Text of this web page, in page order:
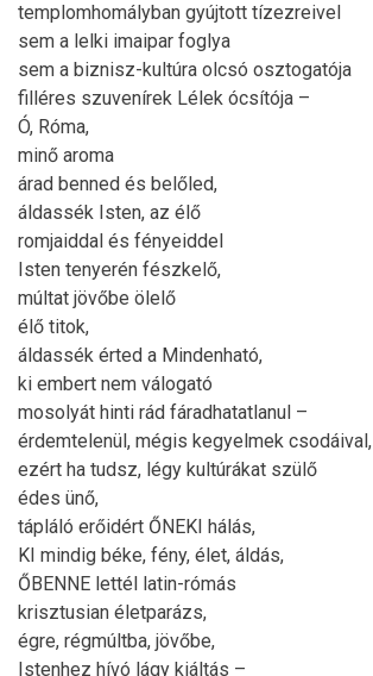
templomhomályban gyújtott tízezreivel
sem a lelki imaipar foglya
sem a biznisz-kultúra olcsó osztogatója
filléres szuvenírek Lélek ócsítója –
Ó, Róma,
minő aroma
árad benned és belőled,
áldassék Isten, az élő
romjaiddal és fényeiddel
Isten tenyerén fészkelő,
múltat jövőbe ölelő
élő titok,
áldassék érted a Mindenható,
ki embert nem válogató
mosolyát hinti rád fáradhatatlanul –
érdemtelenül, mégis kegyelmek csodáival,
ezért ha tudsz, légy kultúrákat szülő
édes ünő,
tápláló erőidért ŐNEKI hálás,
KI mindig béke, fény, élet, áldás,
ŐBENNE lettél latin-rómás
krisztusian életparázs,
égre, régmúltba, jövőbe,
Istenhez hívó lágy kiáltás –